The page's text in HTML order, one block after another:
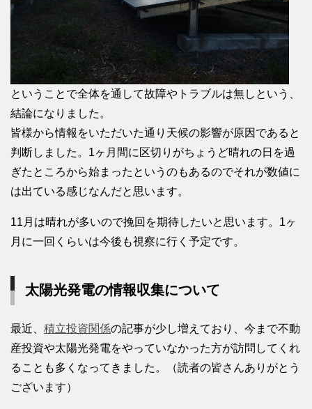
ということで全体を通して故障やトラブルは無しという、
結論になりました。
皆様から情報をいただいた通り天候の影響が原因であると
判断しました。1ヶ月間に区切りがちょうど晴れの日を過
ぎたところから始まったというのもあるのでそれが数値に
は出ている感じなんだと思います。
11月は晴れが多いので挽回を期待したいと思います。1ヶ
月に一回くらいは今後も視察に行く予定です。
太陽光発電の情報収集について
最近、 積立投資関係の記事が少し増えており、今まで不動
産投資や太陽光発電をやっていなかった方が訪問してくれ
ることも多くなってきました。（読者の皆さんありがとう
ございます）